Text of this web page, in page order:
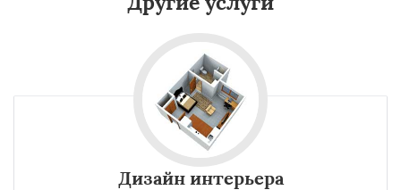
Дизайн интерьера